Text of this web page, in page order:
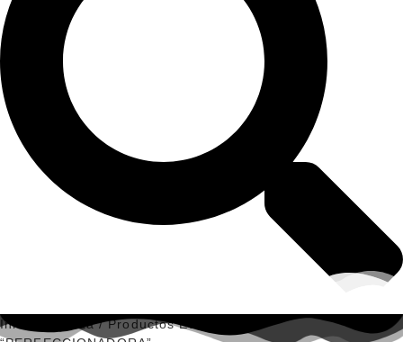
Inicio Tienda/ Productos Etiquetados